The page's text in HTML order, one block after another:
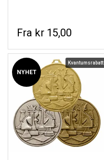
kr 15,00
NYHET
Kvantumsrabatt